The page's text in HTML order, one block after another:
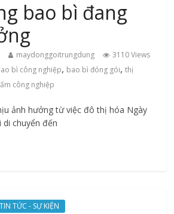
bao bì đang
maydonggoitrungdung
3110 Views
bì công nghiệp, bao bì đóng gói,thị
công nghiệp
ảnh hưởng từ việc đô thị hóa Ngày
chuyển đến
TIN TỨC - SỰ KIỆN